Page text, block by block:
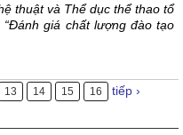
thuật và Thể dục thể thao tổ
giá chất lượng đào tạo
13 14 15 16 tiếp ›